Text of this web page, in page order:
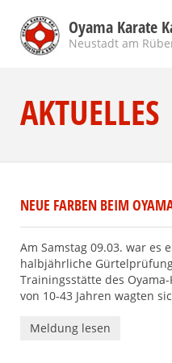
Oyama Karate
Neustadt am
AKTUELLES
NEUE FARBEN BEIM
Am Samstag 09.03. war es
halbjährliche
Trainingsstätte des
von 10-43 Jahren wagten
Meldung lesen